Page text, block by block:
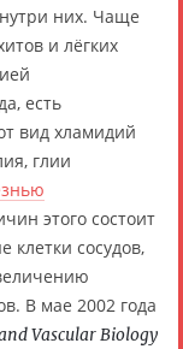
них. Чаще
и лёгких
есть
вид хламидий
глии
этого состоит
клетки сосудов,
В мае 2002 года
Vascular Biology